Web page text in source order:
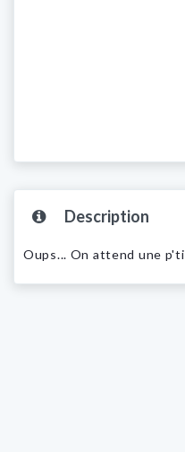
Description
Oups... On attend une